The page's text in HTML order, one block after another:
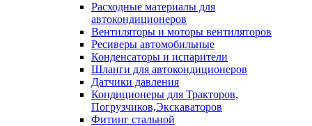
Расходные материалы для
автокондиционеров
Вентиляторы и моторы вентиляторов
Ресиверы автомобильные
Конденсаторы и испарители
Шланги для автокондиционеров
Датчики давления
Кондиционеры для Тракторов,
Погрузчиков,Экскаваторов
Фитинг стальной